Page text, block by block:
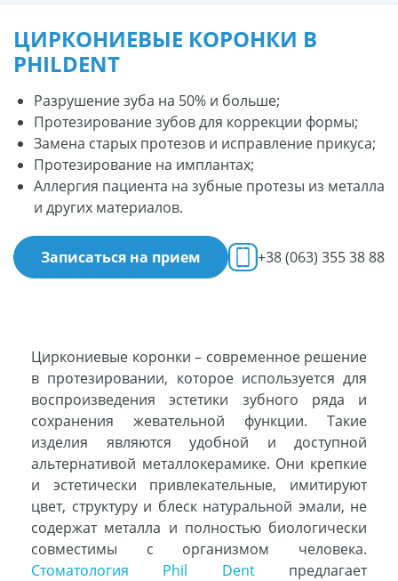
ЦИРКОНИЕВЫЕ КОРОНКИ В
PHILDENT
Разрушение зуба на 50% и больше;
Протезирование зубов для коррекции формы;
Замена старых протезов и исправление прикуса;
Протезирование на имплантах;
Аллергия пациента на зубные протезы из металла
и других материалов.
Записаться на прием +38 (063) 355 38 88
Циркониевые коронки – современное решение
в протезировании, которое используется для
воспроизведения эстетики зубного ряда и
сохранения жевательной функции. Такие
изделия являются удобной и доступной
альтернативой металлокерамике. Они крепкие
и эстетически привлекательные, имитируют
цвет, структуру и блеск натуральной эмали, не
содержат металла и полностью биологически
совместимы с организмом человека.
Стоматология Phil Dentпредлагает